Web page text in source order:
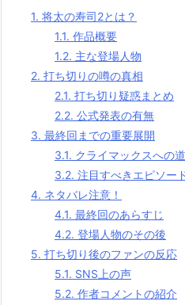
1. 将太の寿司2とは？
1.1. 作品概要
1.2. 主な登場人物
2. 打ち切りの噂の真相
2.1. 打ち切り疑惑まとめ
2.2. 公式発表の有無
3. 最終回までの重要展開
3.1. クライマックスへの道
3.2. 注目すべきエピソー
4. ネタバレ注意！
4.1. 最終回のあらすじ
4.2. 登場人物のその後
5. 打ち切り後のファンの反応
5.1. SNS上の声
5.2. 作者コメントの紹介